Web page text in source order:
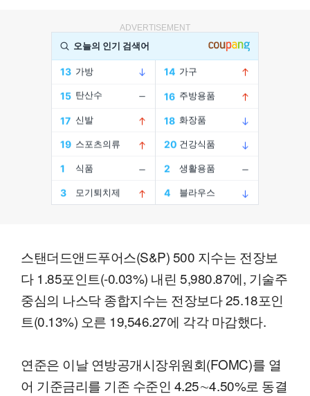
ADVERTISEMENT
스탠더드앤드푸어스(S&P) 500 지수는 전장보
다 1.85포인트(-0.03%) 내린 5,980.87에, 기술주
중심의 나스닥 종합지수는 전장보다 25.18포인
트(0.13%) 오른 19,546.27에 각각 마감했다.
연준은 이날 연방공개시장위원회(FOMC)를 열
어 기준금리를 기존 수준인 4.25∼4.50%로 동결